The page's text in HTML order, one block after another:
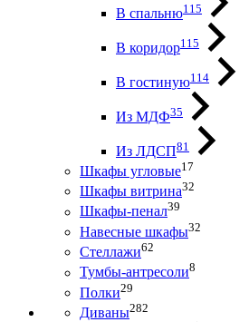
В спальню115
В коридор115
В гостиную114
Из МДФ35
Из ЛДСП81
Шкафы угловые17
Шкафы витрина32
Шкафы-пенал39
Навесные шкафы32
Стеллажи62
Тумбы-антресоли8
Полки29
Диваны282